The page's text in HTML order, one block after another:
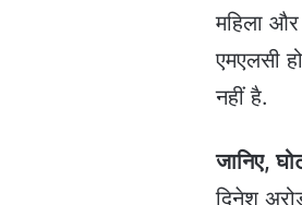
महिला और
एमएलसी
नहीं है.
जानिए,
दिनेश